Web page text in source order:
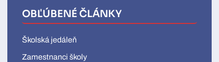
OBĽÚBENÉ ČLÁNKY
Školská jedáleň
Zamestnanci školy